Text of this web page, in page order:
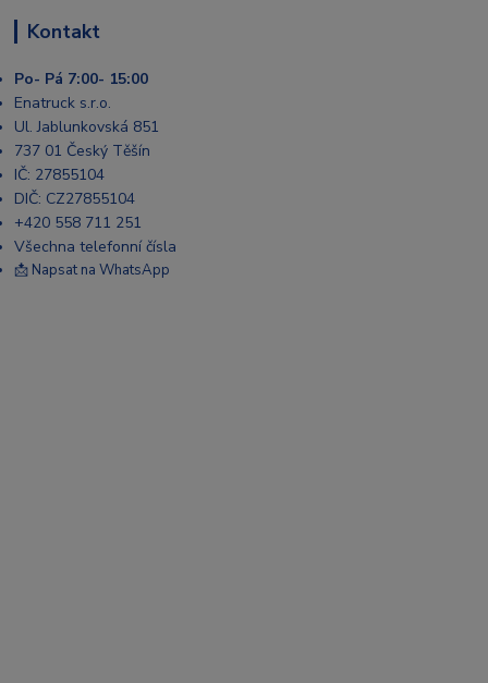
Kontakt
Po- Pá 7:00- 15:00
Enatruck s.r.o.
Ul. Jablunkovská 851
737 01 Český Těšín
IČ: 27855104
DIČ: CZ27855104
+420 558 711 251
Všechna telefonní čísla
📩 Napsat na WhatsApp